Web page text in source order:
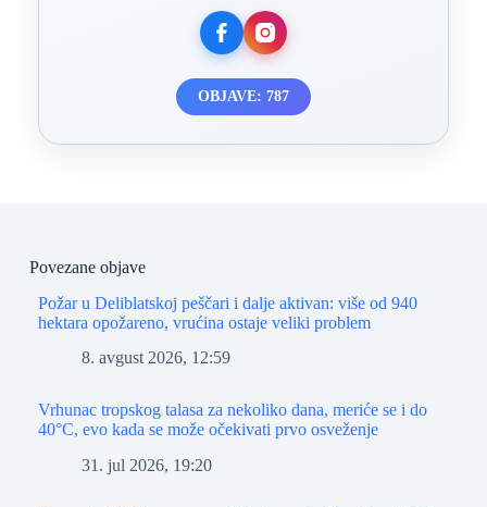
OBJAVE: 787
Povezane objave
Požar u Deliblatskoj peščari i dalje aktivan: više od 940
hektara opožareno, vrućina ostaje veliki problem
8. avgust 2026, 12:59
Vrhunac tropskog talasa za nekoliko dana, meriće se i do
40°C, evo kada se može očekivati prvo osveženje
31. jul 2026, 19:20